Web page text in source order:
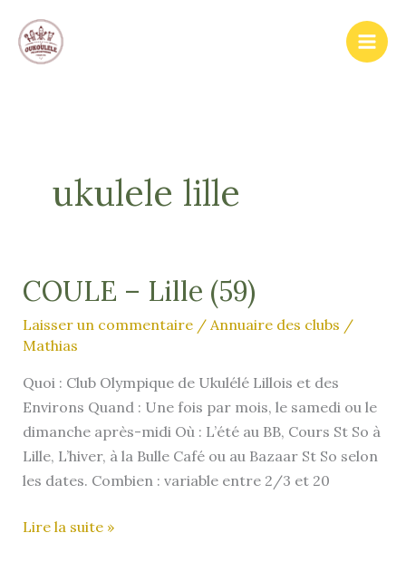
contenu
ukulele lille
COULE – Lille (59)
Laisser un commentaire / Annuaire des clubs /
Mathias
Quoi : Club Olympique de Ukulélé Lillois et des
Environs Quand : Une fois par mois, le samedi ou le
dimanche après-midi Où : L’été au BB, Cours St So à
Lille, L’hiver, à la Bulle Café ou au Bazaar St So selon
les dates. Combien : variable entre 2/3 et 20
COULE
Lire la suite »